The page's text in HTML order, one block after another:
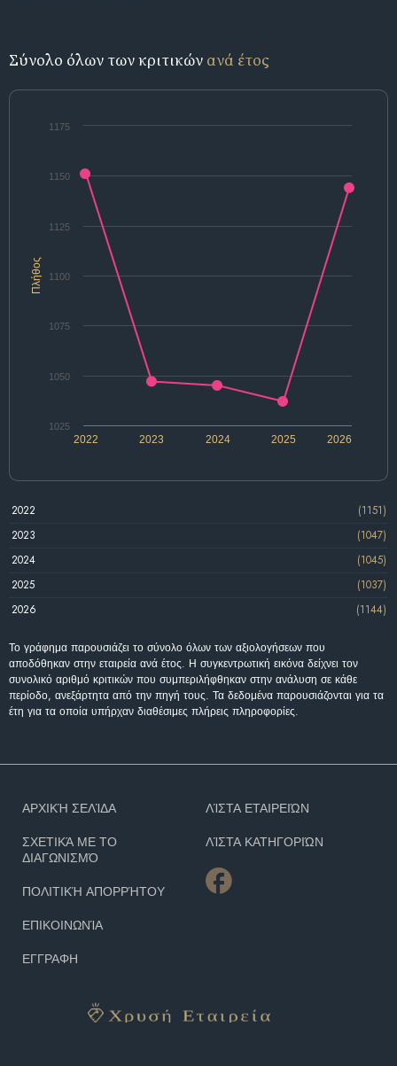
Σύνολο όλων των κριτικών ανά έτος
Πλήθος
2025
2022 2023 2024 2026
1025
1050
1075
1100
1125
1150
1175
2022
(1151)
2023
(1047)
2024
(1045)
2025
(1037)
2026
(1144)
Το γράφημα παρουσιάζει το σύνολο όλων των αξιολογήσεων που
αποδόθηκαν στην εταιρεία ανά έτος. Η συγκεντρωτική εικόνα δείχνει τον
συνολικό αριθμό κριτικών που συμπεριλήφθηκαν στην ανάλυση σε κάθε
περίοδο, ανεξάρτητα από την πηγή τους. Τα δεδομένα παρουσιάζονται για τα
έτη για τα οποία υπήρχαν διαθέσιμες πλήρεις πληροφορίες.
ΑΡΧΙΚΉ ΣΕΛΊΔΑ
ΣΧΕΤΙΚΆ ΜΕ ΤΟ
ΔΙΑΓΩΝΙΣΜΌ
ΠΟΛΙΤΙΚΉ ΑΠΟΡΡΉΤΟΥ
ΕΠΙΚΟΙΝΩΝΊΑ
ΕΓΓΡΑΦΗ
ΛΊΣΤΑ ΕΤΑΙΡΕΙΏΝ
ΛΊΣΤΑ ΚΑΤΗΓΟΡΙΏΝ